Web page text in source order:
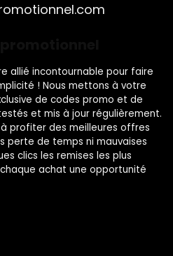
allié incontournable pour faire
! Nous mettons à votre
de codes promo et de
et mis à jour régulièrement.
profiter des meilleures offres
perte de temps ni mauvaises
clics les remises les plus
achat une opportunité